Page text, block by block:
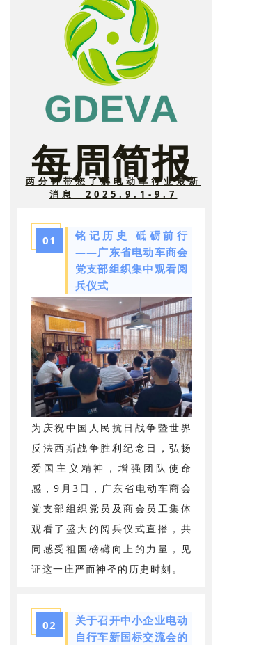
每周简报
两分钟带您了解电动车行业最新
消息 2025.9.1-9.7
01
铭记历史 砥砺前行
——广东省电动车商会
党支部组织集中观看阅
兵仪式
为庆祝中国人民抗日战争暨世界
反法西斯战争胜利纪念日，弘扬
爱国主义精神，增强团队使命
感，9月3日，广东省电动车商会
党支部组织党员及商会员工集体
观看了盛大的阅兵仪式直播，共
同感受祖国磅礴向上的力量，见
证这一庄严而神圣的历史时刻。
02
关于召开中小企业电动
自行车新国标交流会的